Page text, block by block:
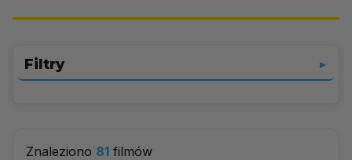
Filtry ▼
Znaleziono 81 filmów